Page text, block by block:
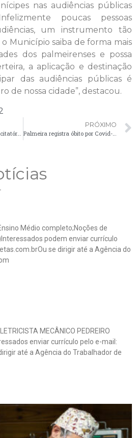
nas audiências públicas
poucas pessoas
um instrumento tão
Município saiba de forma mais
dos palmeirenses e possa
a aplicação e destinação
das audiências públicas é
de nossa cidade”, destacou.
PRÓXIMO
Palmeira registra óbito por Covid-19 e confirma 15 novos casos positivos
Médio completo;Noções de
podem enviar currículo
se dirigir até a Agência do
MECÂNICO PEDREIRO
enviar currículo pelo e-mail:
até a Agência do Trabalhador de